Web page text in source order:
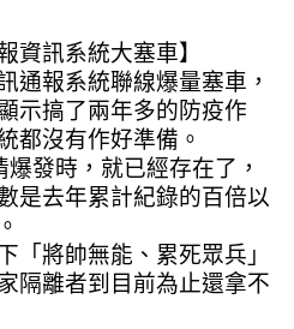
資訊系統大塞車】
通報系統聯線爆量塞車，
示搞了兩年多的防疫作
都沒有作好準備。
發時，就已經存在了，
是去年累計紀錄的百倍以
「將帥無能、累死眾兵」
隔離者到目前為止還拿不